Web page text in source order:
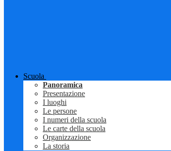
Scuola
Panoramica
Presentazione
I luoghi
Le persone
I numeri della scuola
Le carte della scuola
Organizzazione
La storia